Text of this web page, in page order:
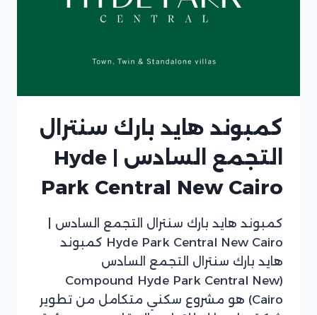
كمبوند هايد بارك سنترال
التجمع السادس | Hyde
Park Central New Cairo
كمبوند هايد بارك سنترال التجمع السادس |
Hyde Park Central New Cairo كمبوند
هايد بارك سنترال التجمع السادس
(Compound Hyde Park Central New
Cairo) هو مشروع سكني متكامل من تطوير